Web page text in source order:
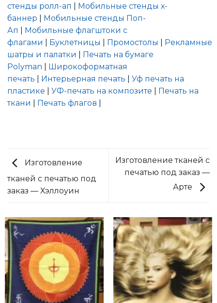
стенды ролл-ап
Мобильные стенды х-
баннер
Мобильные стенды Поп-
Ап
Мобильные флагштоки с
флагами
Буклетницы Промостолы
Рекламные
шатры и палатки
Печать на бумаге
Polyman
Широкоформатная
печать
Интерьерная печать
Уф печать на
пластике
УФ-печать на композите
Печать на
ткани
Печать флагов
Изготовление
тканей с печатью под
заказ — Хэллоуин
Изготовление тканей с
печатью под заказ —
Арте